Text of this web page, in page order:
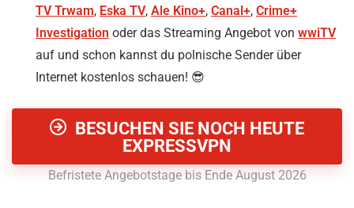
TV Trwam, Eska TV, Ale Kino+, Canal+, Crime+
Investigation oder das Streaming Angebot von wwiTV
auf und schon kannst du polnische Sender über
Internet kostenlos schauen! 😎
BESUCHEN SIE NOCH HEUTE
EXPRESSVPN
Befristete Angebotstage bis Ende August 2026